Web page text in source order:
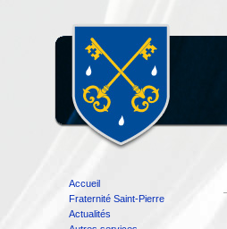
Accueil
Fraternité Saint-Pierre
Actualités